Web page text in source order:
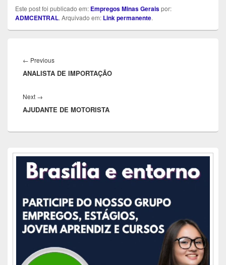
Este post foi publicado em: Empregos Minas Geraispor:
ADMCENTRAL. Arquivado em: Link permanente.
de
Post
← PreviousPrevious
post:
ANALISTA DE IMPORTAÇÃO
Next →
post:
AJUDANTE DE MOTORISTA
Área